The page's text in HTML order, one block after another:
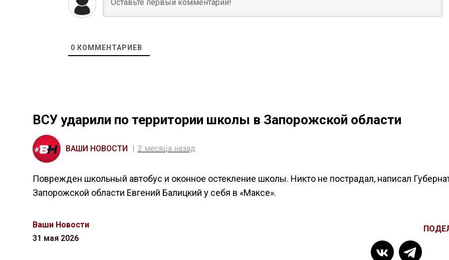
0 КОММЕНТАРИЕВ
ВСУ ударили по территории школы в Запорожской области
ВАШИ НОВОСТИ 2 месяца назад
Поврежден школьный автобус и оконное остекление школы. Никто не пострадал, написал
Запорожской области Евгений Балицкий у себя в «Максе».
Ваши Новости
31 мая 2026